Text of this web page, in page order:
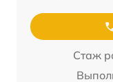
Стаж